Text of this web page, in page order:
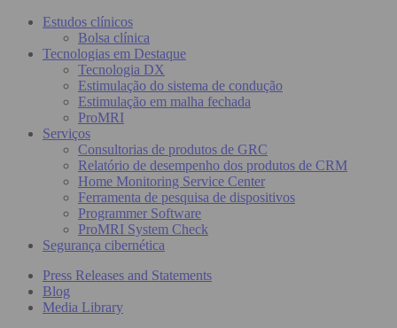
Estudos clínicos
Bolsa clínica
Tecnologias em Destaque
Tecnologia DX
Estimulação do sistema de condução
Estimulação em malha fechada
ProMRI
Serviços
Consultorias de produtos de GRC
Relatório de desempenho dos produtos de CRM
Home Monitoring Service Center
Ferramenta de pesquisa de dispositivos
Programmer Software
ProMRI System Check
Segurança cibernética
Press Releases and Statements
Blog
Media Library